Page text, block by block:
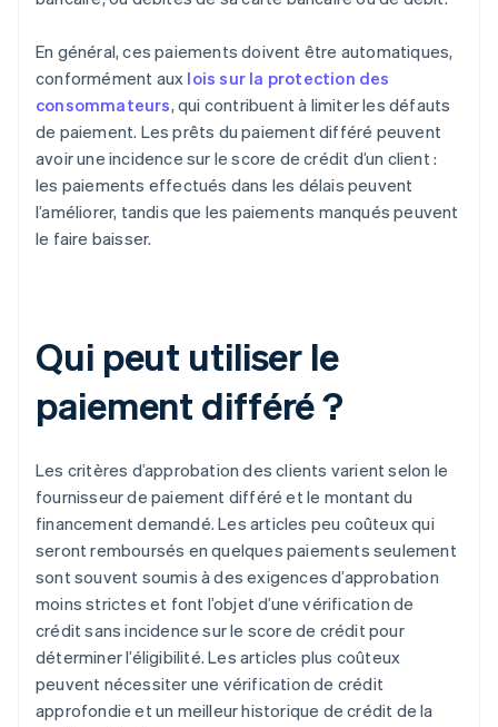
En général, ces paiements doivent être automatiques,
conformément aux lois sur la protection des
consommateurs, qui contribuent à limiter les défauts
de paiement. Les prêts du paiement différé peuvent
avoir une incidence sur le score de crédit d’un client :
les paiements effectués dans les délais peuvent
l’améliorer, tandis que les paiements manqués peuvent
le faire baisser.
Qui peut utiliser le
paiement différé ?
Les critères d’approbation des clients varient selon le
fournisseur de paiement différé et le montant du
financement demandé. Les articles peu coûteux qui
seront remboursés en quelques paiements seulement
sont souvent soumis à des exigences d’approbation
moins strictes et font l’objet d’une vérification de
crédit sans incidence sur le score de crédit pour
déterminer l’éligibilité. Les articles plus coûteux
peuvent nécessiter une vérification de crédit
approfondie et un meilleur historique de crédit de la